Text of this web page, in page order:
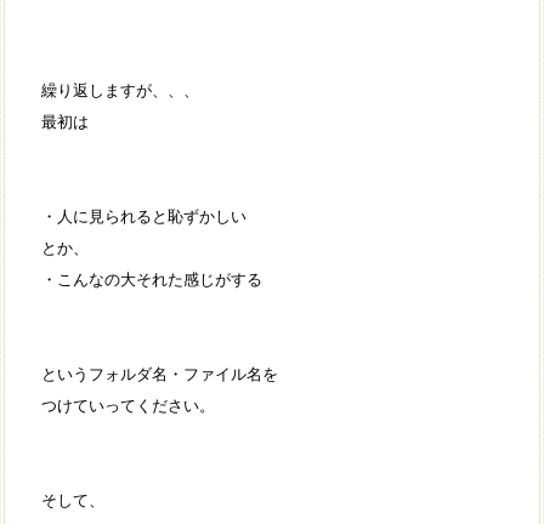
繰り返しますが、、、
最初は
・人に見られると恥ずかしい
とか、
・こんなの大それた感じがする
というフォルダ名・ファイル名を
つけていってください。
そして、